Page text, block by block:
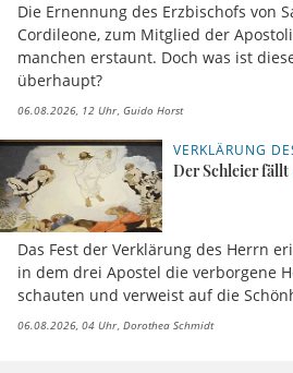
Die Ernennung des Erzbischofs von
Cordileone, zum Mitglied der
manchen erstaunt. Doch was ist
überhaupt?
06.08.2026, 12 Uhr Guido Horst
VERKLÄRUNG
Der Schleier fällt
Das Fest der Verklärung des Herrn
in dem drei Apostel die verborgene
schauten und verweist auf die
06.08.2026, 04 Uhr Dorothea Schmidt